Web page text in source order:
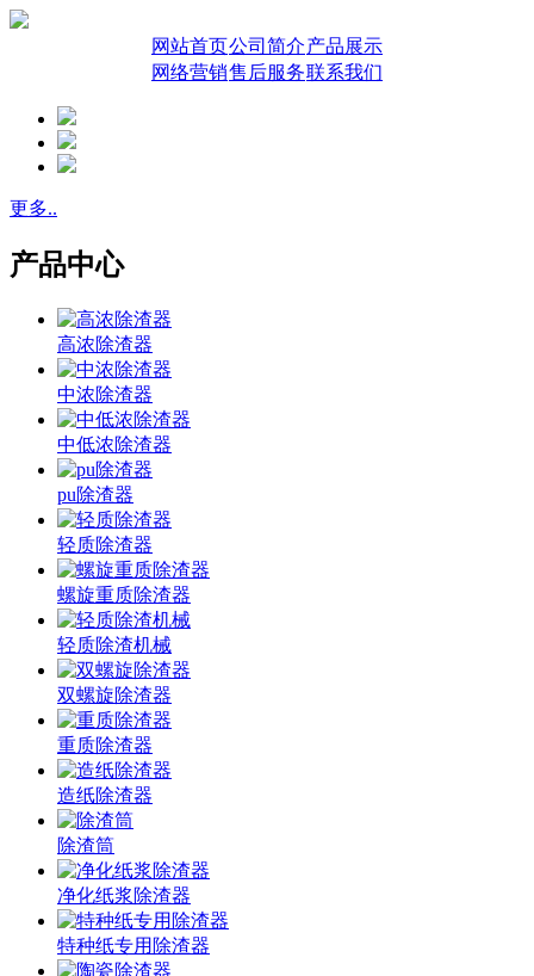
网站首页公司简介产品展示
网络营销售后服务联系我们
更多..
产品中心
高浓除渣器
中浓除渣器
中低浓除渣器
pu除渣器
轻质除渣器
螺旋重质除渣器
轻质除渣机械
双螺旋除渣器
重质除渣器
造纸除渣器
除渣筒
净化纸浆除渣器
特种纸专用除渣器